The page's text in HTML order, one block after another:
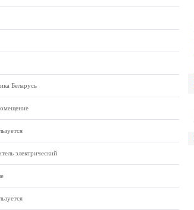
Беларусь
электрический